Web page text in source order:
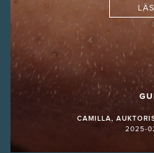
CAMILLA,
2025-